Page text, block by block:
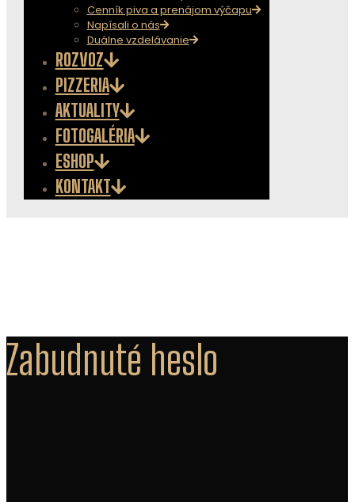
Cenník piva a prenájom výčapu
Napísali o nás
Duálne vzdelávanie
ROZVOZ
PIZZERIA
AKTUALITY
FOTOGALÉRIA
ESHOP
KONTAKT
Zabudnuté heslo